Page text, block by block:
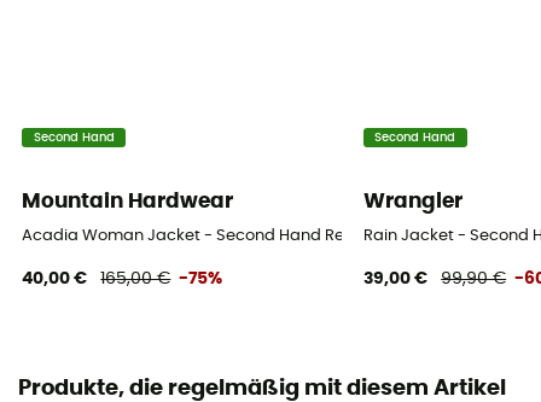
Second Hand
Mountain Hardwear
Acadia Woman Jacket - Second Hand Regenjacke - Damen -
40,00 € 165,00 € -75%
Second Hand
Wrangler
Rain Jacket - Second
39,00 € 99,90 € -
Produkte, die regelmäßig mit diesem Artikel